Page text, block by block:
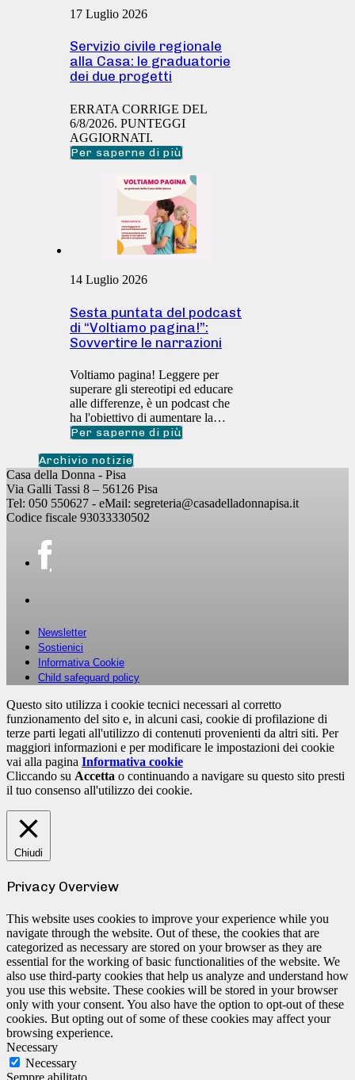
17 Luglio 2026
Servizio civile regionale
alla Casa: le graduatorie
dei due progetti
ERRATA CORRIGE DEL
6/8/2026. PUNTEGGI
AGGIORNATI.
Per saperne di più
14 Luglio 2026
Sesta puntata del podcast
di “Voltiamo pagina!”:
Sovvertire le narrazioni
Voltiamo pagina! Leggere per
superare gli stereotipi ed educare
alle differenze, è un podcast che
ha l'obiettivo di aumentare la…
Per saperne di più
Archivio notizie
Casa della Donna - Pisa
Via Galli Tassi 8 – 56126 Pisa
Tel: 050 550627 - eMail: segreteria@casadelladonnapisa.it
Codice fiscale 93033330502
Newsletter
Sostienici
Informativa Cookie
Child safeguard policy
Questo sito utilizza i cookie tecnici necessari al corretto
funzionamento del sito e, in alcuni casi, cookie di profilazione di
terze parti legati all'utilizzo di contenuti provenienti da altri siti. Per
maggiori informazioni e per modificare le impostazioni dei cookie
vai alla pagina Informativa cookie
Cliccando su Accetta o continuando a navigare su questo sito presti
il tuo consenso all'utilizzo dei cookie.
Chiudi
Privacy Overview
This website uses cookies to improve your experience while you
navigate through the website. Out of these, the cookies that are
categorized as necessary are stored on your browser as they are
essential for the working of basic functionalities of the website. We
also use third-party cookies that help us analyze and understand how
you use this website. These cookies will be stored in your browser
only with your consent. You also have the option to opt-out of these
cookies. But opting out of some of these cookies may affect your
browsing experience.
Necessary
Necessary